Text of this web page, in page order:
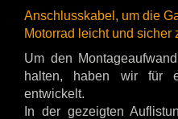
Anschlusskabel, um die
Motorrad leicht und sicher
Um den
halten, haben wir für
entwickelt.
In der gezeigten